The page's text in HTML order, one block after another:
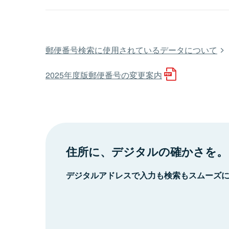
郵便番号検索に使用されているデータについて
2025年度版郵便番号の変更案内
住所に、デジタルの確かさを。
デジタルアドレスで入力も検索もスムーズ